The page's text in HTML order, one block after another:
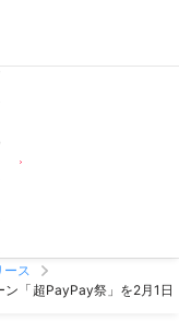
ース
ン「超PayPay祭」を2月1日